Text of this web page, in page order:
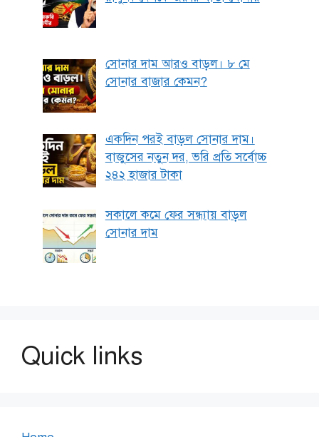
সোনার দাম আরও বাড়ল। ৮ মে
সোনার বাজার কেমন?
একদিন পরই বাড়ল সোনার দাম।
বাজুসের নতুন দর, ভরি প্রতি সর্বোচ্চ
২৪২ হাজার টাকা
সকালে কমে ফের সন্ধ্যায় বাড়ল
সোনার দাম
Quick links